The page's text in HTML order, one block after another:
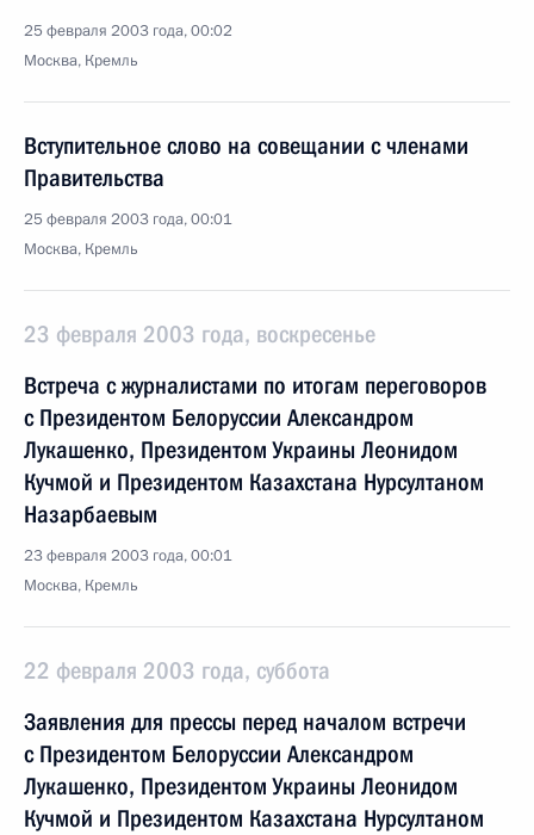
25 февраля 2003 года, 00:02
Москва, Кремль
Вступительное слово на совещании с членами
Правительства
25 февраля 2003 года, 00:01
Москва, Кремль
23 февраля 2003 года, воскресенье
Встреча с журналистами по итогам переговоров
с Президентом Белоруссии Александром
Лукашенко, Президентом Украины Леонидом
Кучмой и Президентом Казахстана Нурсултаном
Назарбаевым
23 февраля 2003 года, 00:01
Москва, Кремль
22 февраля 2003 года, суббота
Заявления для прессы перед началом встречи
с Президентом Белоруссии Александром
Лукашенко, Президентом Украины Леонидом
Кучмой и Президентом Казахстана Нурсултаном